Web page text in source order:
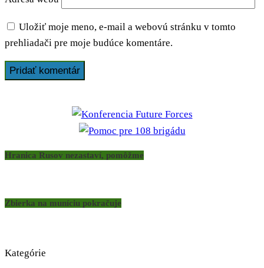
Uložiť moje meno, e-mail a webovú stránku v tomto
prehliadači pre moje budúce komentáre.
Hranica Rusov nezastaví, pomôžme
Zbierka na muníciu pokračuje
Kategórie